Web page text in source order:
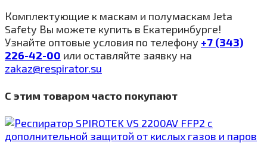
Комплектующие к маскам и полумаскам Jeta
Safety Вы можете купить в Екатеринбурге!
Узнайте оптовые условия по телефону +7 (343)
226-42-00 или оставляйте заявку на
zakaz@respirator.su
С этим товаром часто покупают